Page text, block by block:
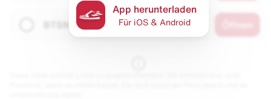
App herunterladen
Für iOS & Android